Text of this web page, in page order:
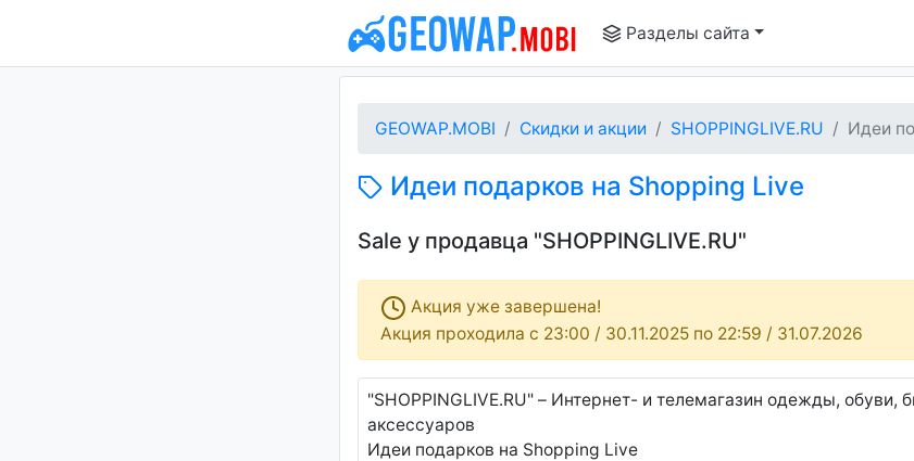
Разделы сайта
GEOWAP.MOBI Скидки и акции SHOPPINGLIVE.RU Идеи
Идеи подарков на Shopping Live
Sale у продавца "SHOPPINGLIVE.RU"
Акция уже завершена!
Акция проходила c 23:00 / 30.11.2025 по 22:59 / 31.07.2026
"SHOPPINGLIVE.RU" – Интернет- и телемагазин одежды, обуви,
аксессуаров
Идеи подарков на Shopping Live